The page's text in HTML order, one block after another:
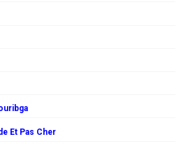
Et Pas Cher